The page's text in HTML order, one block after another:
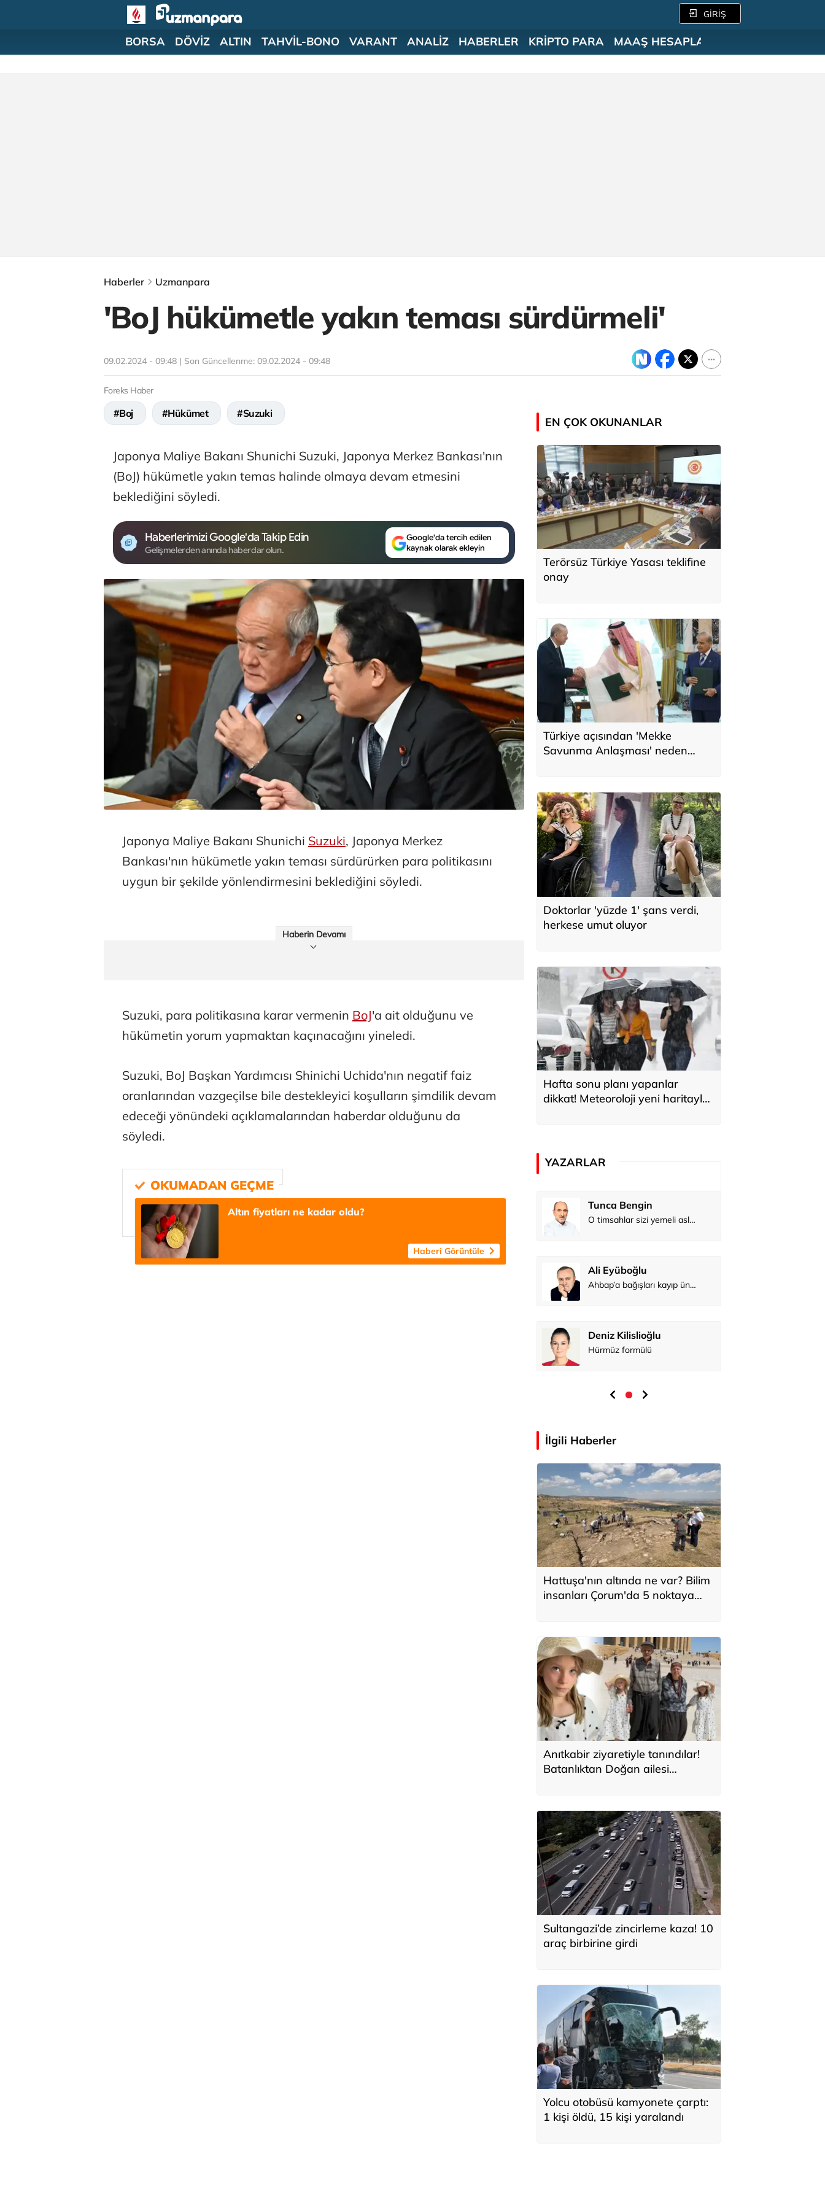
GİRİŞ
BORSA DÖVİZ ALTIN TAHVİL-BONO VARANT ANALİZ HABERLER KRİPTO PARA MAAŞ HESAPLAMA
Haberler Uzmanpara
'BoJ hükümetle yakın teması sürdürmeli'
09.02.2024 - 09:48 | Son Güncellenme: 09.02.2024 - 09:48
Foreks Haber
#Boj #Hükümet #Suzuki
Japonya Maliye Bakanı Shunichi Suzuki, Japonya Merkez Bankası'nın
(BoJ) hükümetle yakın temas halinde olmaya devam etmesini
beklediğini söyledi.
Haberlerimizi Google'da Takip Edin
Gelişmelerden anında haberdar olun.
Google'da tercih edilen
kaynak olarak ekleyin
Japonya Maliye Bakanı Shunichi Suzuki, Japonya Merkez
Bankası'nın hükümetle yakın teması sürdürürken para politikasını
uygun bir şekilde yönlendirmesini beklediğini söyledi.
Haberin Devamı
Suzuki, para politikasına karar vermenin BoJ'a ait olduğunu ve
hükümetin yorum yapmaktan kaçınacağını yineledi.
Suzuki, BoJ Başkan Yardımcısı Shinichi Uchida'nın negatif faiz
oranlarından vazgeçilse bile destekleyici koşulların şimdilik devam
edeceği yönündeki açıklamalarından haberdar olduğunu da
söyledi.
Altın fiyatları ne kadar oldu?
Haberi Görüntüle
EN ÇOK OKUNANLAR
Terörsüz Türkiye Yasası teklifine
onay
Türkiye açısından 'Mekke
Savunma Anlaşması' neden
Doktorlar 'yüzde 1' şans verdi,
herkese umut oluyor
Hafta sonu planı yapanlar
dikkat! Meteoroloji yeni haritayla
YAZARLAR
O timsahlar sizi yemeli aslında!...
Tunca Bengin
O timsahlar sizi yemeli aslında!...
Ali Eyüboğlu
Ahbap’a bağışları kayıp ünlüler var
Deniz Kilislioğlu
Hürmüz formülü
İlgili Haberler
Hattuşa'nın altında ne var? Bilim
insanları Çorum'da 5 noktaya
Anıtkabir ziyaretiyle tanındılar!
Batanlıktan Doğan ailesi
Sultangazi’de zincirleme kaza! 10
araç birbirine girdi
Yolcu otobüsü kamyonete çarptı:
1 kişi öldü, 15 kişi yaralandı